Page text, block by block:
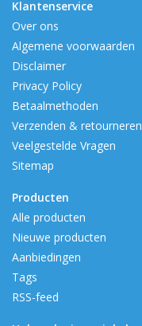
Klantenservice
Over ons
Algemene voorwaarden
Disclaimer
Privacy Policy
Betaalmethoden
Verzenden & retourneren
Veelgestelde Vragen
Sitemap
Producten
Alle producten
Nieuwe producten
Aanbiedingen
Tags
RSS-feed